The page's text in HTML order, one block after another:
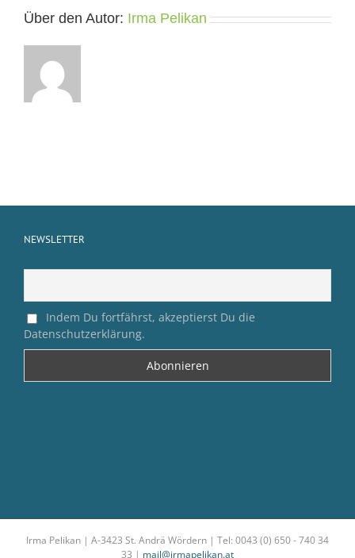
Über den Autor: Irma Pelikan
NEWSLETTER
Indem Du fortfährst, akzeptierst Du die
Datenschutzerklärung.
Irma Pelikan | A-3423 St. Andrä Wördern | Tel: 0043 (0) 650 - 740 34
33 | mail@irmapelikan.at